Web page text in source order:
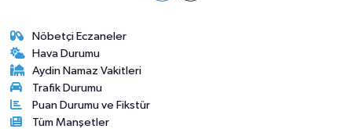
Nöbetçi Eczaneler
Hava Durumu
Aydin Namaz Vakitleri
Trafik Durumu
Puan Durumu ve Fikstür
Tüm Manşetler